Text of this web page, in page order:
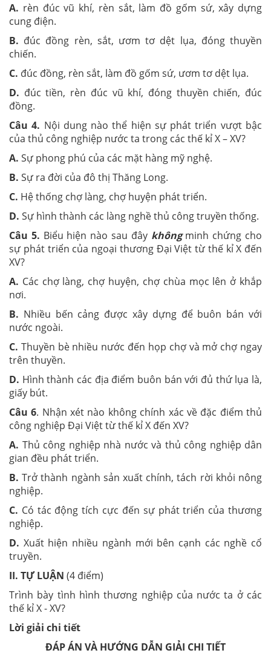
A. rèn đúc vũ khí, rèn sắt, làm đồ gốm sứ, xây dựng
cung điện.
B. đúc đồng rèn, sắt, ươm tơ dệt lụa, đóng thuyền
chiến.
C. đúc đồng, rèn sắt, làm đồ gốm sứ, ươm tơ dệt lụa.
D. đúc tiền, rèn đúc vũ khí, đóng thuyền chiến, đúc
đồng.
Câu 4. Nội dung nào thể hiện sự phát triển vượt bậc
của thủ công nghiệp nước ta trong các thế kỉ X – XV?
A. Sự phong phú của các mặt hàng mỹ nghệ.
B. Sự ra đời của đô thị Thăng Long.
C. Hệ thống chợ làng, chợ huyện phát triển.
D. Sự hình thành các làng nghề thủ công truyền thống.
Câu 5. Biểu hiện nào sau đây khôngminh chứng cho
sự phát triển của ngoại thương Đại Việt từ thế kỉ X đến
XV?
A. Các chợ làng, chợ huyện, chợ chùa mọc lên ở khắp
nơi.
B. Nhiều bến cảng được xây dựng để buôn bán với
nước ngoài.
C. Thuyền bè nhiều nước đến họp chợ và mở chợ ngay
trên thuyền.
D. Hình thành các địa điểm buôn bán với đủ thứ lụa là,
giấy bút.
Câu 6. Nhận xét nào không chính xác về đặc điểm thủ
công nghiệp Đại Việt từ thế kỉ X đến XV?
A. Thủ công nghiệp nhà nước và thủ công nghiệp dân
gian đều phát triển.
B.Trở thành ngành sản xuất chính, tách rời khỏi nông
nghiệp.
C. Có tác động tích cực đến sự phát triển của thương
nghiệp.
D. Xuất hiện nhiều ngành mới bên cạnh các nghề cổ
truyền.
II. TỰ LUẬN (4 điểm)
Trình bày tình hình thương nghiệp của nước ta ở các
thế kỉ X - XV?
Lời giải chi tiết
ĐÁP ÁN VÀ HƯỚNG DẪN GIẢI CHI TIẾT